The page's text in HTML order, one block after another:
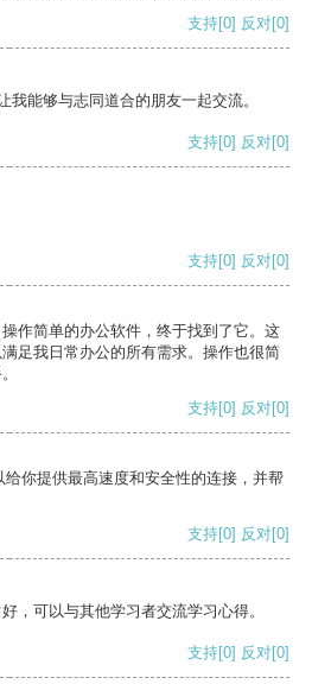
支持[0] 反对[0]
我能够与志同道合的朋友一起交流。
支持[0] 反对[0]
支持[0] 反对[0]
作简单的办公软件，终于找到了它。这
足我日常办公的所有需求。操作也很简
支持[0] 反对[0]
你提供最高速度和安全性的连接，并帮
支持[0] 反对[0]
，可以与其他学习者交流学习心得。
支持[0] 反对[0]